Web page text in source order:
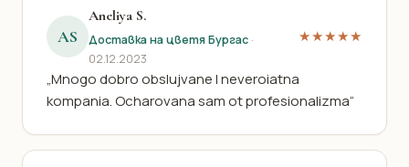
AS
Aneliya S.
Доставка на цветя Бургас ·
02.12.2023
★★★★★
„Mnogo dobro obslujvane I neveroiatna
kompania. Ocharovana sam ot profesionalizma“